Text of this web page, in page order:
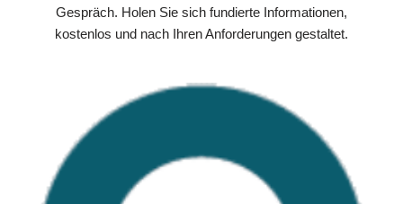
Gespräch. Holen Sie sich fundierte Informationen,
kostenlos und nach Ihren Anforderungen gestaltet.